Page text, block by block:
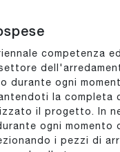
competenza
durante ogni
la completa
il progetto. In
ogni momento
i pezzi di